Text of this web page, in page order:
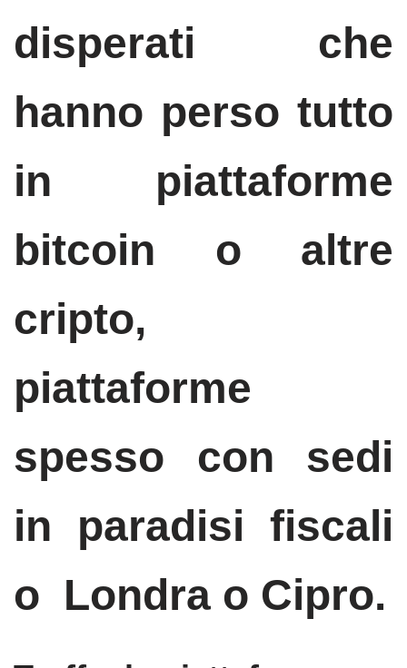
disperati che
hanno perso tutto
in piattaforme
bitcoin o altre
cripto,
piattaforme
spesso con sedi
in paradisi fiscali
o Londra o Cipro.